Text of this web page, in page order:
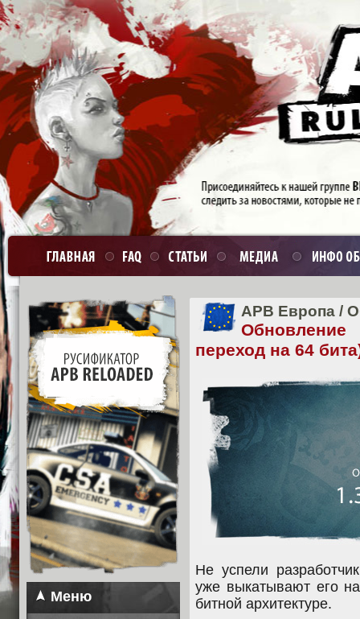
Меню
APB Европа /
переход на 64
Не успели
уже выкатывают его
битной архитектуре.